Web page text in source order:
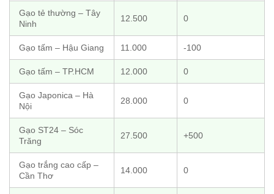
Gạo tẻ thường – Tây
Ninh
12.500 0
Gạo tấm – Hậu Giang 11.000 -100
Gạo tấm – TP.HCM 12.000 0
Gạo Japonica – Hà
Nội
28.000 0
Gạo ST24 – Sóc
Trăng
27.500 +500
Gạo trắng cao cấp –
Cần Thơ
14.000 0